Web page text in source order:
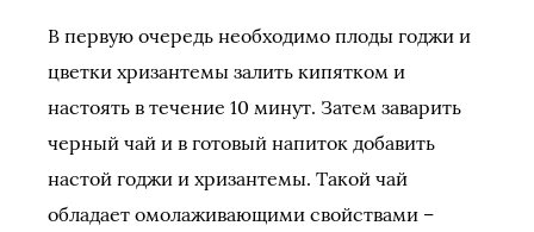
В первую очередь необходимо плоды годжи и
цветки хризантемы залить кипятком и
настоять в течение 10 минут. Затем заварить
черный чай и в готовый напиток добавить
настой годжи и хризантемы. Такой чай
обладает омолаживающими свойствами –